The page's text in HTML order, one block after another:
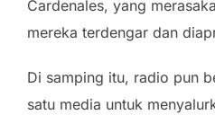
Cardenales, yang
mereka terdengar dan
Di samping itu, radio pun
satu media untuk